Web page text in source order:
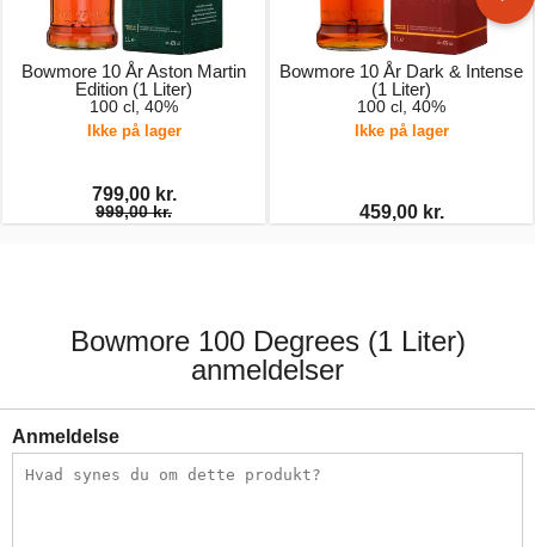
Bowmore 10 År Aston Martin
Edition (1 Liter)
100 cl, 40%
Ikke på lager
799,00 kr.
999,00 kr.
Bowmore 10 År Dark & Intense
(1 Liter)
100 cl, 40%
Ikke på lager
459,00 kr.
Bowmore 100 Degrees (1 Liter)
anmeldelser
Anmeldelse